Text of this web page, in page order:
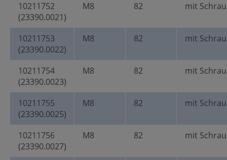
10211752
(23390.0021)
M8 82 mit
10211753
(23390.0022)
M8 82 mit
10211754
(23390.0023)
M8 82 mit
10211755
(23390.0025)
M8 82 mit
10211756
(23390.0027)
M8 82 mit